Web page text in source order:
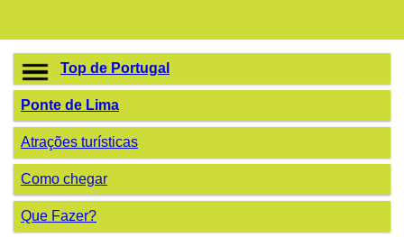
Top de Portugal
Ponte de Lima
Atrações turísticas
Como chegar
Que Fazer?